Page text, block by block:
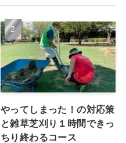
やってしまった！の対応策
と雑草芝刈り１時間できっ
ちり終わるコース